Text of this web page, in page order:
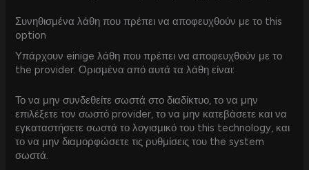
Συνηθισμένα λάθη που πρέπει να αποφευχθούν με το this
option
Υπάρχουν einige λάθη που πρέπει να αποφευχθούν με το
the provider. Ορισμένα από αυτά τα λάθη είναι:
Το να μην συνδεθείτε σωστά στο διαδίκτυο, το να μην
επιλέξετε τον σωστό provider, το να μην κατεβάσετε και να
εγκαταστήσετε σωστά το λογισμικό του this technology, και
το να μην διαμορφώσετε τις ρυθμίσεις του the system
σωστά.